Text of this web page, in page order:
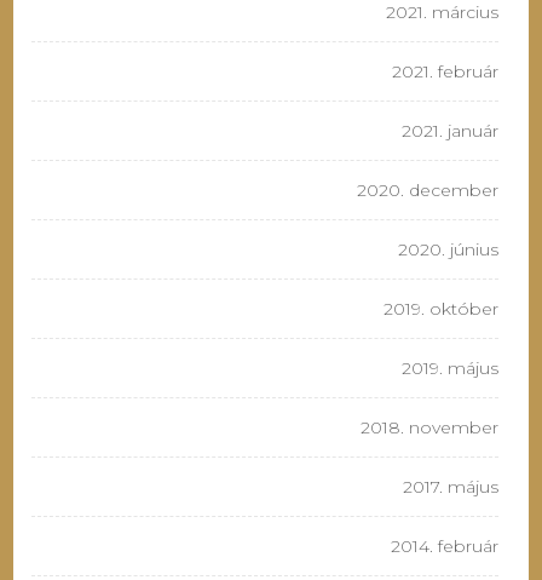
2021. március
2021. február
2021. január
2020. december
2020. június
2019. október
2019. május
2018. november
2017. május
2014. február